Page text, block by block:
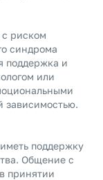
риском
синдрома
поддержка и
или
зависимостью.
поддержку
Общение с
принятии